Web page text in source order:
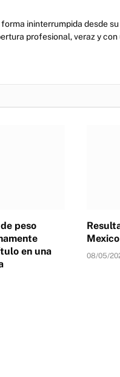
ininterrumpida desde
profesional, veraz y
peso
en una
08/05/